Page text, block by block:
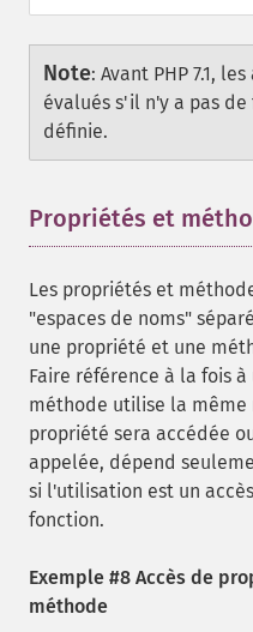
Note: Avant PHP 7.1,
évalués s'il n'y a pas
définie.
Propriétés et
Les propriétés et
"espaces de noms"
une propriété et une
Faire référence à la fois
méthode utilise la
propriété sera accédée
appelée, dépend
si l'utilisation est un
fonction.
Exemple #8 Accès de
méthode